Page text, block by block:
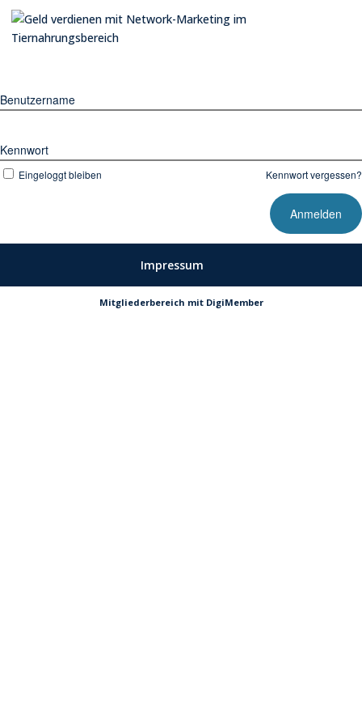
Benutzername
Kennwort
Eingeloggt bleiben Kennwort vergessen?
Impressum
Mitgliederbereich mit DigiMember